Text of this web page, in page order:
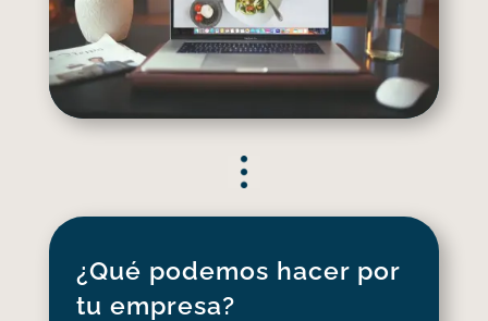
¿Qué podemos hacer por
tu empresa?